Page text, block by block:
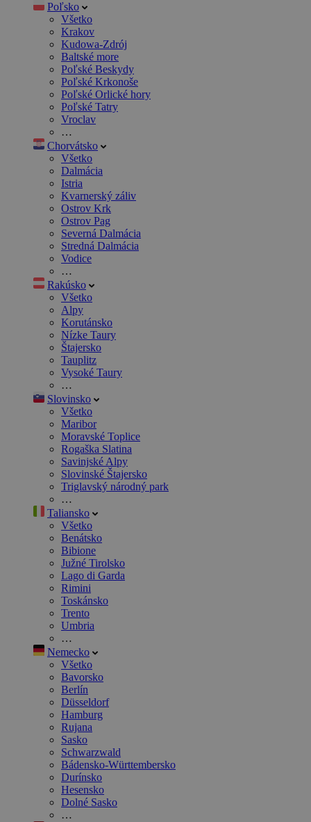
Poľsko
Všetko
Krakov
Kudowa-Zdrój
Baltské more
Poľské Beskydy
Poľské Krkonoše
Poľské Orlické hory
Poľské Tatry
Vroclav
…
Chorvátsko
Všetko
Dalmácia
Istria
Kvarnerský záliv
Ostrov Krk
Ostrov Pag
Severná Dalmácia
Stredná Dalmácia
Vodice
…
Rakúsko
Všetko
Alpy
Korutánsko
Nízke Taury
Štajersko
Tauplitz
Vysoké Taury
…
Slovinsko
Všetko
Maribor
Moravské Toplice
Rogaška Slatina
Savinjské Alpy
Slovinské Štajersko
Triglavský národný park
…
Taliansko
Všetko
Benátsko
Bibione
Južné Tirolsko
Lago di Garda
Rimini
Toskánsko
Trento
Umbria
…
Nemecko
Všetko
Bavorsko
Berlín
Düsseldorf
Hamburg
Rujana
Sasko
Schwarzwald
Bádensko-Württembersko
Durínsko
Hesensko
Dolné Sasko
…